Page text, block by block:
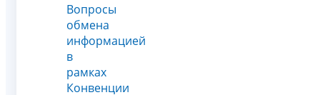
Вопросы
обмена
информацией
в
рамках
Конвенции